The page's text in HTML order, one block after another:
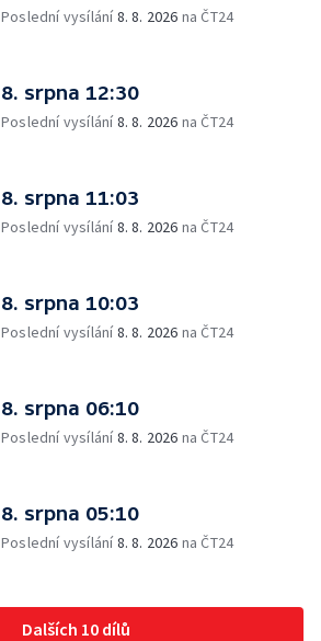
Poslední vysílání8. 8. 2026 na ČT24
8. srpna 12:30
Poslední vysílání8. 8. 2026 na ČT24
8. srpna 11:03
Poslední vysílání8. 8. 2026 na ČT24
8. srpna 10:03
Poslední vysílání8. 8. 2026 na ČT24
8. srpna 06:10
Poslední vysílání8. 8. 2026 na ČT24
8. srpna 05:10
Poslední vysílání8. 8. 2026 na ČT24
Dalších 10 dílů